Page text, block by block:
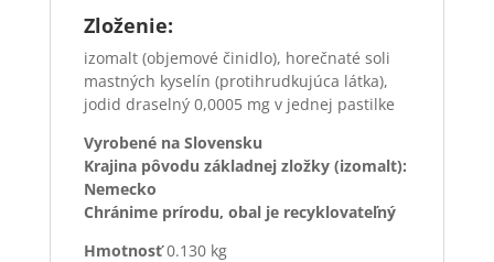
Zloženie:
izomalt (objemové činidlo), horečnaté soli
mastných ky­selín (protihrudkujúca látka),
jodid draselný 0,0005 mg v jednej pastilke
Vyrobené na Slovensku
Krajina pôvodu základnej zložky (izomalt):
Nemecko
Chránime prírodu, obal je recyklovateľný
Hmotnosť0.130 kg